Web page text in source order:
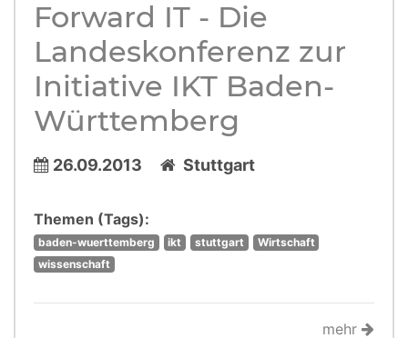
Forward IT - Die
Landeskonferenz zur
Initiative IKT Baden-
Württemberg
26.09.2013 Stuttgart
Themen (Tags):
baden-wuerttemberg ikt stuttgart
Wirtschaft
wissenschaft
mehr